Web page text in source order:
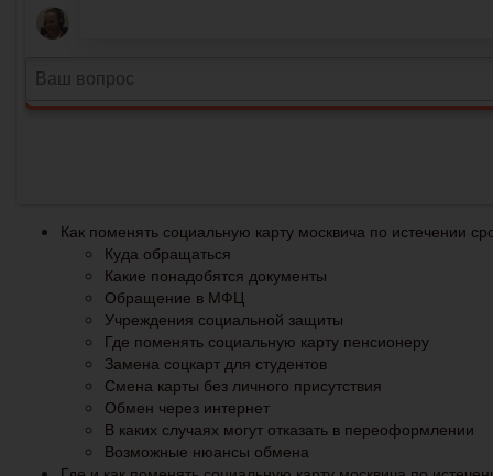
Как поменять социальную карту москвича по истечении
Куда обращаться
Какие понадобятся документы
Обращение в МФЦ
Учреждения социальной защиты
Где поменять социальную карту пенсионеру
Замена соцкарт для студентов
Смена карты без личного присутствия
Обмен через интернет
В каких случаях могут отказать в переоформлении
Возможные нюансы обмена